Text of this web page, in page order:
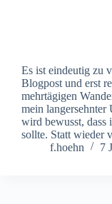
Es ist eindeutig zu
Blogpost und erst
mehrtägigen
mein
wird bewusst, dass
sollte. Statt wieder
f.hoehn
7